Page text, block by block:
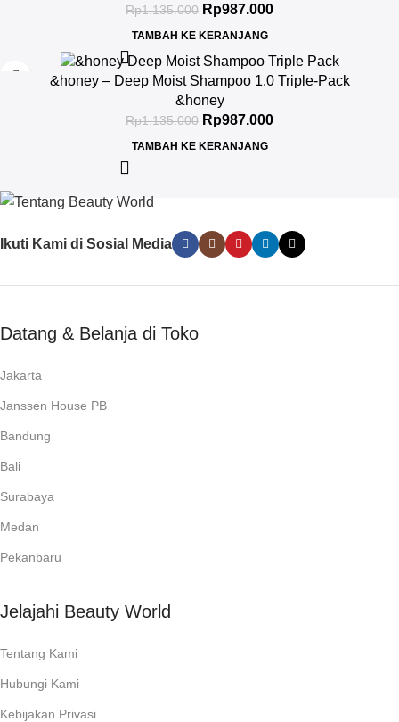
Rp1.135.000 Rp987.000
TAMBAH KE KERANJANG
&honey – Deep Moist Shampoo 1.0 Triple-Pack
&honey
Rp1.135.000 Rp987.000
TAMBAH KE KERANJANG
Ikuti Kami di Sosial Media
Datang & Belanja di Toko
Jakarta
Janssen House PB
Bandung
Bali
Surabaya
Medan
Pekanbaru
Jelajahi Beauty World
Tentang Kami
Hubungi Kami
Kebijakan Privasi